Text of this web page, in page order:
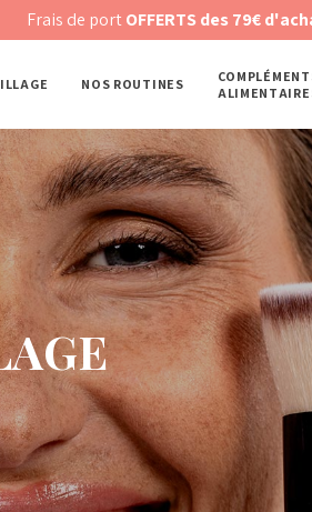
portOFFERTS des 79€ d'achat(forfait
NOS ROUTINES